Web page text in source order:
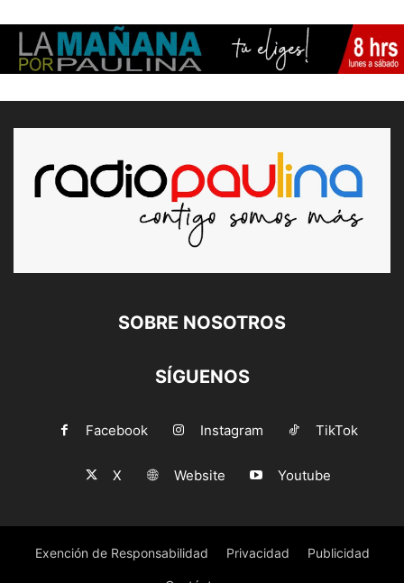
SOBRE NOSOTROS
SÍGUENOS
Facebook Instagram TikTok
X Website Youtube
Exención de Responsabilidad Privacidad Publicidad